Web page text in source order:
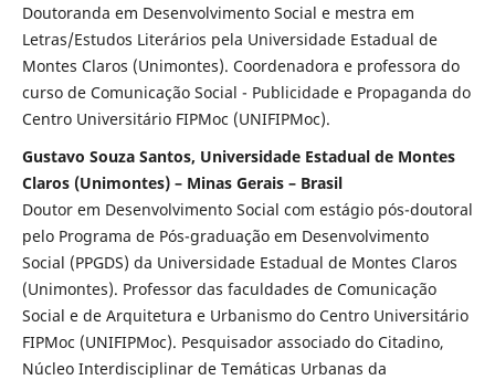
Doutoranda em Desenvolvimento Social e mestra em
Letras/Estudos Literários pela Universidade Estadual de
Montes Claros (Unimontes). Coordenadora e professora do
curso de Comunicação Social - Publicidade e Propaganda do
Centro Universitário FIPMoc (UNIFIPMoc).
Gustavo Souza Santos, Universidade Estadual de Montes
Claros (Unimontes) – Minas Gerais – Brasil
Doutor em Desenvolvimento Social com estágio pós-doutoral
pelo Programa de Pós-graduação em Desenvolvimento
Social (PPGDS) da Universidade Estadual de Montes Claros
(Unimontes). Professor das faculdades de Comunicação
Social e de Arquitetura e Urbanismo do Centro Universitário
FIPMoc (UNIFIPMoc). Pesquisador associado do Citadino,
Núcleo Interdisciplinar de Temáticas Urbanas da